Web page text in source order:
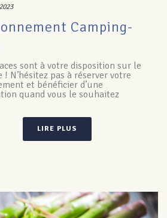
Camping-
sont à votre disposition sur le
! N’hésitez pas à réserver votre
et bénéficier d’une
quand vous le souhaitez
LIRE PLUS